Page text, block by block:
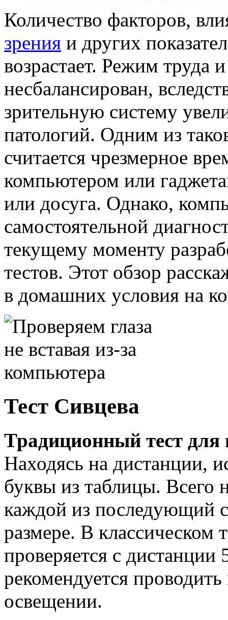
Количество факторов,
зрения и других
возрастает. Режим труда
несбалансирован,
зрительную систему
патологий. Одним из
считается чрезмерное
компьютером или
или досуга. Однако,
самостоятельной
текущему моменту
тестов. Этот обзор
в домашних условия на
Тест Сивцева
Традиционный тест для
Находясь на дистанции,
буквы из таблицы. Всего
каждой из последующий
размере. В классическом
проверяется с
рекомендуется
освещении.